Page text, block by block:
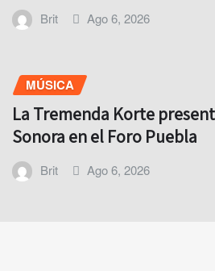
Brit Ago 6, 2026
MÚSICA
La Tremenda Korte
Sonora en el Foro Puebla
Brit Ago 6, 2026